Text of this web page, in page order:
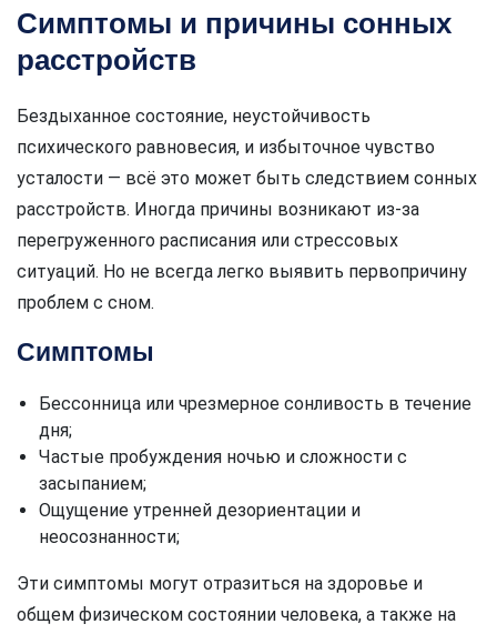
Симптомы и причины сонных
расстройств
Бездыханное состояние, неустойчивость
психического равновесия, и избыточное чувство
усталости — всё это может быть следствием сонных
расстройств. Иногда причины возникают из-за
перегруженного расписания или стрессовых
ситуаций. Но не всегда легко выявить первопричину
проблем с сном.
Симптомы
Бессонница или чрезмерное сонливость в течение
дня;
Частые пробуждения ночью и сложности с
засыпанием;
Ощущение утренней дезориентации и
неосознанности;
Эти симптомы могут отразиться на здоровье и
общем физическом состоянии человека, а также на